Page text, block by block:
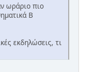
ωράριο πιο
Β
εκδηλώσεις, τι